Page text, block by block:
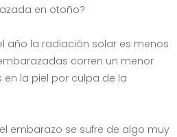
en otoño?
año la radiación solar es menos
corren un menor
la piel por culpa de la
embarazo se sufre de algo muy